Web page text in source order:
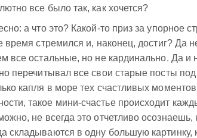
все было так, как хочется?
а что это? Какой-то приз за упорное
время стремился и, наконец, достиг? Да
все остальные, но не кардинально. Да и
перечитывал все свои старые посты
капля в море тех счастливых
такое мини-счастье происходит
не всегда это отчетливо осознаешь,
складываются в одну большую картинку,